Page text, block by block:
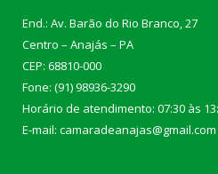
End.: Av. Barão do Rio Branco, 27
Centro – Anajás – PA
CEP: 68810-000
Fone: (91) 98936-3290
Horário de atendimento: 07:30 às
E-mail: camaradeanajas@gmail.com